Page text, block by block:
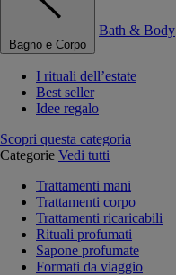
Bagno e Corpo
Bath & Body
I rituali dell’estate
Best seller
Idee regalo
Scopri questa categoria
Categorie Vedi tutti
Trattamenti mani
Trattamenti corpo
Trattamenti ricaricabili
Rituali profumati
Sapone profumate
Formati da viaggio